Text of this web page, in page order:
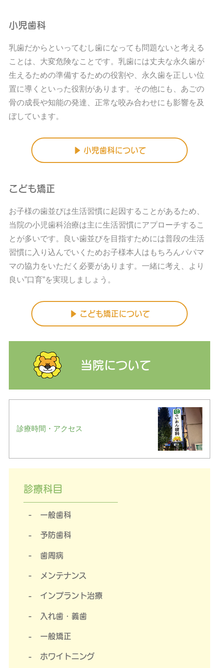
小児歯科
乳歯だからといってむし歯になっても問題ないと考える
ことは、大変危険なことです。乳歯には丈夫な永久歯が
生えるための準備するための役割や、永久歯を正しい位
置に導くといった役割があります。その他にも、あごの
骨の成長や知能の発達、正常な咬み合わせにも影響を及
ぼしています。
▶ 小児歯科について
こども矯正
お子様の歯並びは生活習慣に起因することがあるため、
当院の小児歯科治療は主に生活習慣にアプローチするこ
とが多いです。良い歯並びを目指すためには普段の生活
習慣に入り込んでいくためお子様本人はもちろんパパマ
マの協力をいただく必要があります。一緒に考え、より
良い”口育”を実現しましょう。
▶ こども矯正について
当院について
診療時間・アクセス
診療科目
一般歯科
予防歯科
歯周病
メンテナンス
インプラント治療
入れ歯・義歯
一般矯正
ホワイトニング